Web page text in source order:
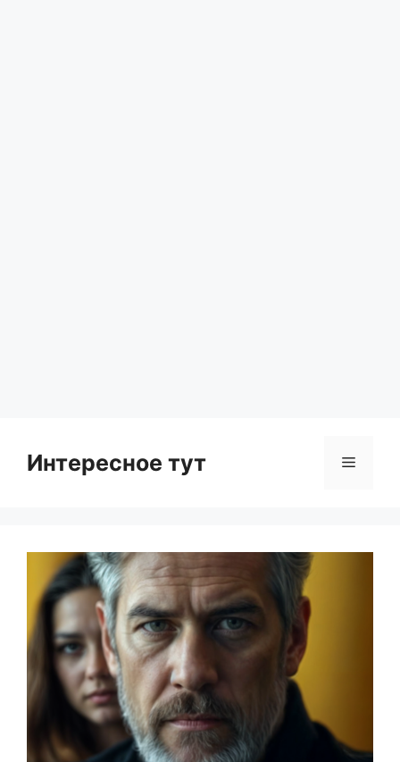
Интересное тут Menu